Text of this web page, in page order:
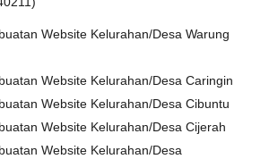
Website Kelurahan/Desa Warung
Website Kelurahan/Desa Caringin
Website Kelurahan/Desa Cibuntu
Website Kelurahan/Desa Cijerah
Website Kelurahan/Desa